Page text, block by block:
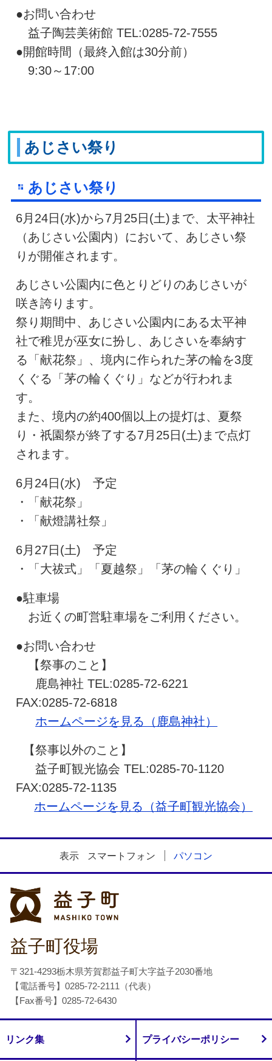
●お問い合わせ
益子陶芸美術館 TEL:0285-72-7555
●開館時間（最終入館は30分前）
9:30～17:00
あじさい祭り
あじさい祭り
6月24日(水)から7月25日(土)まで、太平神社
（あじさい公園内）において、あじさい祭
りが開催されます。
あじさい公園内に色とりどりのあじさいが
咲き誇ります。
祭り期間中、あじさい公園内にある太平神
社で稚児が巫女に扮し、あじさいを奉納す
る「献花祭」、境内に作られた茅の輪を3度
くぐる「茅の輪くぐり」などが行われま
す。
また、境内の約400個以上の提灯は、夏祭
り・祇園祭が終了する7月25日(土)まで点灯
されます。
6月24日(水) 予定
・「献花祭」
・「献燈講社祭」
6月27日(土) 予定
・「大祓式」「夏越祭」「茅の輪くぐり」
●駐車場
お近くの町営駐車場をご利用ください。
●お問い合わせ
【祭事のこと】
鹿島神社 TEL:0285-72-6221
FAX:0285-72-6818
ホームページを見る（鹿島神社）
【祭事以外のこと】
益子町観光協会 TEL:0285-70-1120
FAX:0285-72-1135
ホームページを見る（益子町観光協会）
表示 スマートフォン パソコン
益子町役場
〒321-4293栃木県芳賀郡益子町大字益子2030番地
【電話番号】0285-72-2111（代表）
【Fax番号】0285-72-6430
リンク集 プライバシーポリシー